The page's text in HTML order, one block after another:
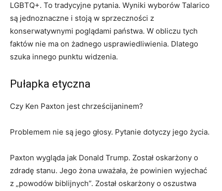
LGBTQ+. To tradycyjne pytania. Wyniki wyborów Talarico
są jednoznaczne i stoją w sprzeczności z
konserwatywnymi poglądami państwa. W obliczu tych
faktów nie ma on żadnego usprawiedliwienia. Dlatego
szuka innego punktu widzenia.
Pułapka etyczna
Czy Ken Paxton jest chrześcijaninem?
Problemem nie są jego głosy. Pytanie dotyczy jego życia.
Paxton wygląda jak Donald Trump. Został oskarżony o
zdradę stanu. Jego żona uważała, że ​​powinien wyjechać
z „powodów biblijnych”. Został oskarżony o oszustwa